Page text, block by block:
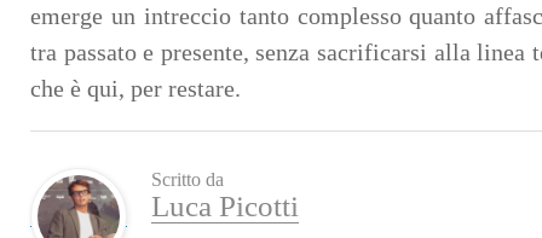
emerge un intreccio tanto complesso quanto
tra passato e presente, senza sacrificarsi alla linea
che è qui, per restare.
Scritto da
Luca Picotti